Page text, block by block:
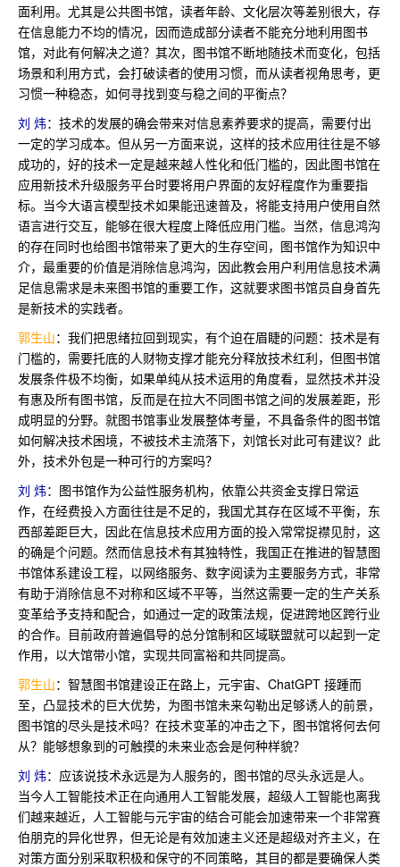
面利用。尤其是公共图书馆，读者年龄、文化层次等差别很大，存
在信息能力不均的情况，因而造成部分读者不能充分地利用图书
馆，对此有何解决之道？其次，图书馆不断地随技术而变化，包括
场景和利用方式，会打破读者的使用习惯，而从读者视角思考，更
习惯一种稳态，如何寻找到变与稳之间的平衡点？
刘 炜：技术的发展的确会带来对信息素养要求的提高，需要付出
一定的学习成本。但从另一方面来说，这样的技术应用往往是不够
成功的，好的技术一定是越来越人性化和低门槛的，因此图书馆在
应用新技术升级服务平台时要将用户界面的友好程度作为重要指
标。当今大语言模型技术如果能迅速普及，将能支持用户使用自然
语言进行交互，能够在很大程度上降低应用门槛。当然，信息鸿沟
的存在同时也给图书馆带来了更大的生存空间，图书馆作为知识中
介，最重要的价值是消除信息鸿沟，因此教会用户利用信息技术满
足信息需求是未来图书馆的重要工作，这就要求图书馆员自身首先
是新技术的实践者。
郭生山：我们把思绪拉回到现实，有个迫在眉睫的问题：技术是有
门槛的，需要托底的人财物支撑才能充分释放技术红利，但图书馆
发展条件极不均衡，如果单纯从技术运用的角度看，显然技术并没
有惠及所有图书馆，反而是在拉大不同图书馆之间的发展差距，形
成明显的分野。就图书馆事业发展整体考量，不具备条件的图书馆
如何解决技术困境，不被技术主流落下，刘馆长对此可有建议？此
外，技术外包是一种可行的方案吗？
刘 炜：图书馆作为公益性服务机构，依靠公共资金支撑日常运
作，在经费投入方面往往是不足的，我国尤其存在区域不平衡，东
西部差距巨大，因此在信息技术应用方面的投入常常捉襟见肘，这
的确是个问题。然而信息技术有其独特性，我国正在推进的智慧图
书馆体系建设工程，以网络服务、数字阅读为主要服务方式，非常
有助于消除信息不对称和区域不平等，当然这需要一定的生产关系
变革给予支持和配合，如通过一定的政策法规，促进跨地区跨行业
的合作。目前政府普遍倡导的总分馆制和区域联盟就可以起到一定
作用，以大馆带小馆，实现共同富裕和共同提高。
郭生山：智慧图书馆建设正在路上，元宇宙、ChatGPT 接踵而
至，凸显技术的巨大优势，为图书馆未来勾勒出足够诱人的前景，
图书馆的尽头是技术吗？在技术变革的冲击之下，图书馆将何去何
从？能够想象到的可触摸的未来业态会是何种样貌？
刘 炜：应该说技术永远是为人服务的，图书馆的尽头永远是人。
当今人工智能技术正在向通用人工智能发展，超级人工智能也离我
们越来越近，人工智能与元宇宙的结合可能会加速带来一个非常赛
伯朋克的异化世界，但无论是有效加速主义还是超级对齐主义，在
对策方面分别采取积极和保守的不同策略，其目的都是要确保人类